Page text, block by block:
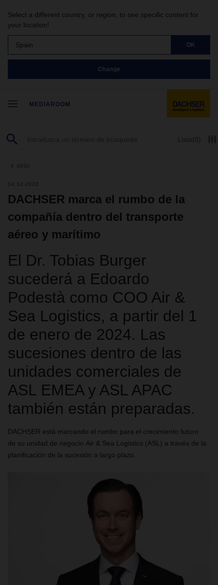
Select a different country, or region, to see specific content for
your location!
Spain OK
Change
MEDIAROOM
Lista (0)
atrás
14.12.2022
DACHSER marca el rumbo de la
compañía dentro del transporte
aéreo y marítimo
El Dr. Tobias Burger
sucederá a Edoardo
Podestà como COO Air &
Sea Logistics, a partir del 1
de enero de 2024. Las
sucesiones dentro de las
unidades comerciales de
ASL EMEA y ASL APAC
también están preparadas.
DACHSER está marcando el rumbo para el crecimiento futuro
de su unidad de negocio Air & Sea Logistics (ASL) a través de la
planificación de la sucesión a largo plazo.